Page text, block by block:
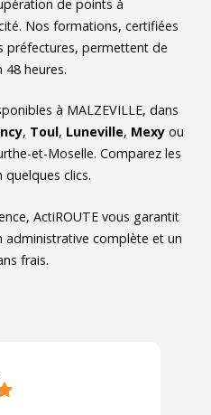
de points à
Nos formations, certifiées
préfectures, permettent de
48 heures.
à MALZEVILLE, dans
, Toul, Luneville, Mexyou
et-Moselle. Comparez les
clics.
ActiROUTE vous garantit
administrative complète et un
frais.